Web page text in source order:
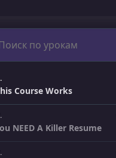
Course Works
NEED A Killer Resume